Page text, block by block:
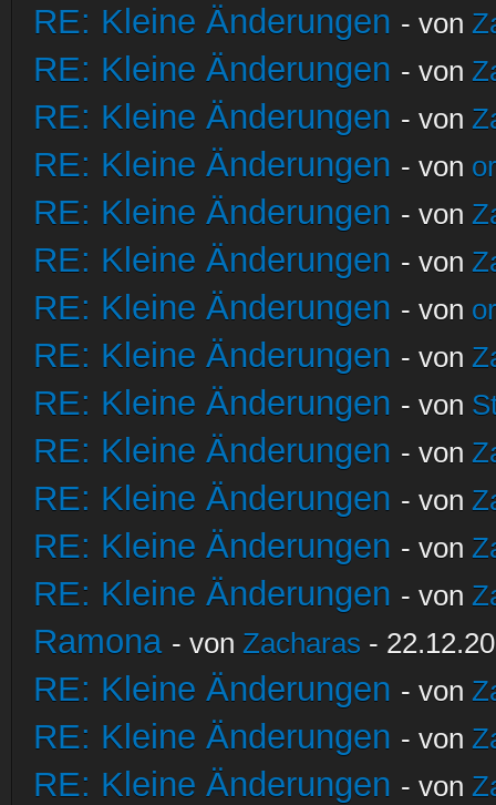
RE: Kleine Änderungen - von
RE: Kleine Änderungen - von
RE: Kleine Änderungen - von
RE: Kleine Änderungen - von
RE: Kleine Änderungen - von
RE: Kleine Änderungen - von
RE: Kleine Änderungen - von
RE: Kleine Änderungen - von
RE: Kleine Änderungen - von
RE: Kleine Änderungen - von
RE: Kleine Änderungen - von
RE: Kleine Änderungen - von
RE: Kleine Änderungen - von
Ramona - von Zacharas -
RE: Kleine Änderungen - von
RE: Kleine Änderungen - von
RE: Kleine Änderungen - von